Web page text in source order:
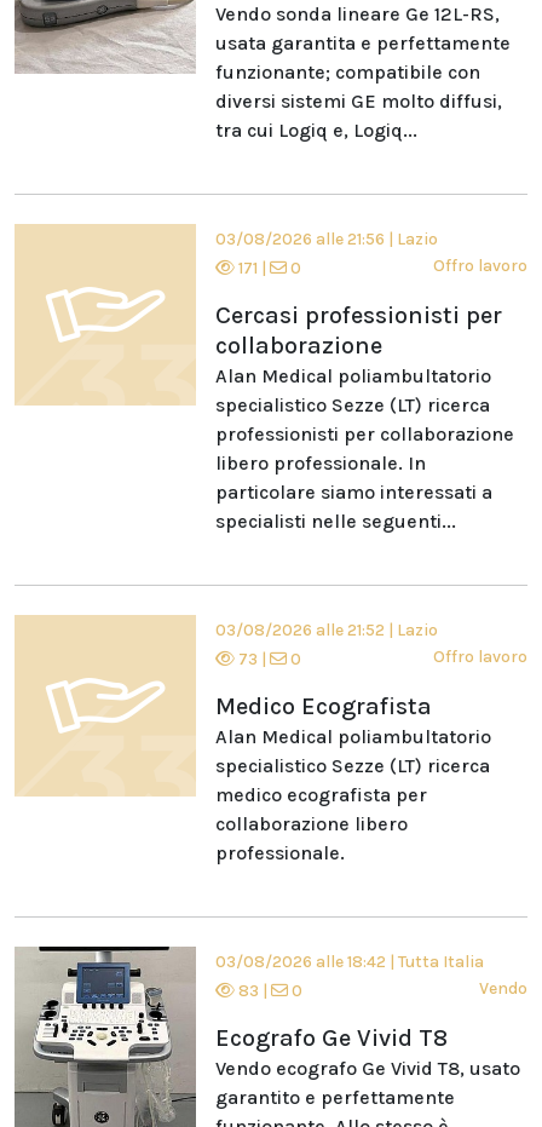
Vendo sonda lineare Ge 12L-RS,
usata garantita e perfettamente
funzionante; compatibile con
diversi sistemi GE molto diffusi,
tra cui Logiq e, Logiq...
03/08/2026 alle 21:56 | Lazio
171 | 0 Offro lavoro
Cercasi professionisti per
collaborazione
Alan Medical poliambultatorio
specialistico Sezze (LT) ricerca
professionisti per collaborazione
libero professionale. In
particolare siamo interessati a
specialisti nelle seguenti...
03/08/2026 alle 21:52 | Lazio
73 | 0 Offro lavoro
Medico Ecografista
Alan Medical poliambultatorio
specialistico Sezze (LT) ricerca
medico ecografista per
collaborazione libero
professionale.
03/08/2026 alle 18:42 | Tutta Italia
83 | 0 Vendo
Ecografo Ge Vivid T8
Vendo ecografo Ge Vivid T8, usato
garantito e perfettamente